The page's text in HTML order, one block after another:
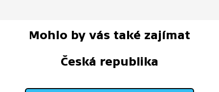
Mohlo by vás také zajímat
Česká republika